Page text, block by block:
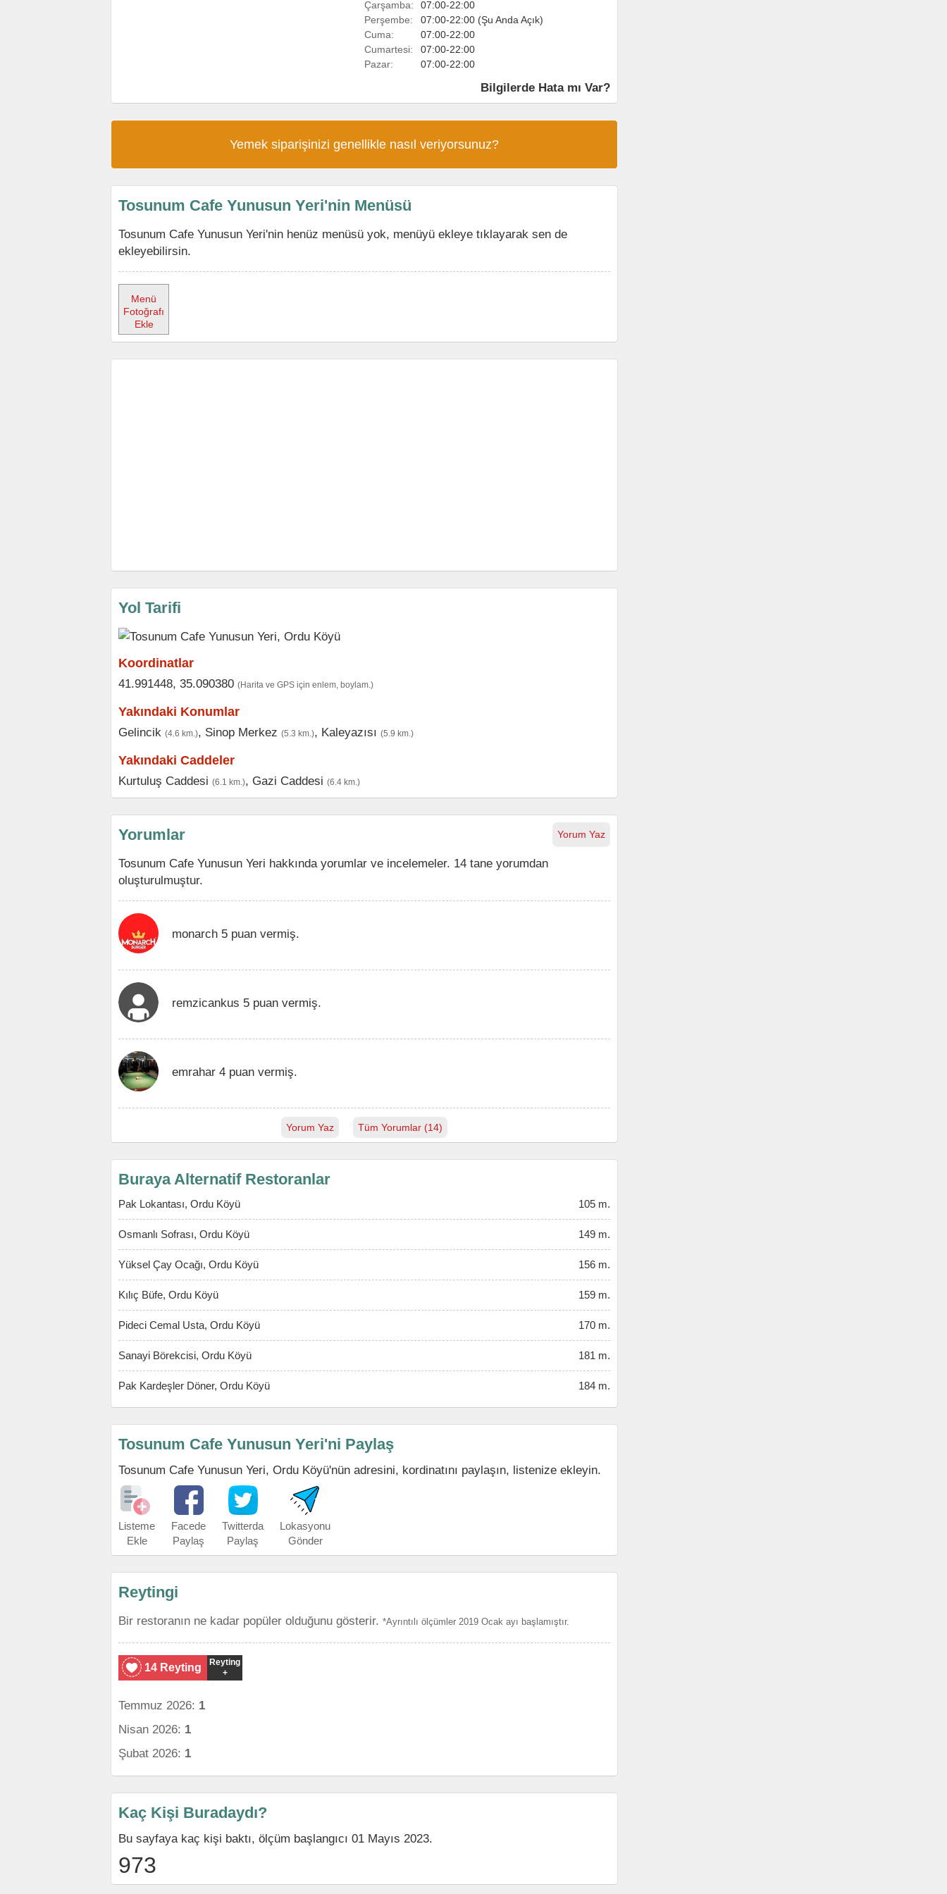
Çarşamba:
07:00-22:00
Perşembe:
07:00-22:00 (Şu Anda Açık)
Cuma:
07:00-22:00
Cumartesi:
07:00-22:00
Pazar:
07:00-22:00
Bilgilerde Hata mı Var?
Yemek siparişinizi genellikle nasıl veriyorsunuz?
Tosunum Cafe Yunusun Yeri'nin Menüsü
Tosunum Cafe Yunusun Yeri'nin henüz menüsü yok, menüyü ekleye tıklayarak sen de
ekleyebilirsin.
Menü
Fotoğrafı
Ekle
Yol Tarifi
Koordinatlar
41.991448, 35.090380 (Harita ve GPS için enlem, boylam.)
Yakındaki Konumlar
Gelincik (4.6 km.), Sinop Merkez (5.3 km.), Kaleyazısı (5.9 km.)
Yakındaki Caddeler
Kurtuluş Caddesi (6.1 km.), Gazi Caddesi (6.4 km.)
Yorum Yaz
Yorumlar
Tosunum Cafe Yunusun Yeri hakkında yorumlar ve incelemeler. 14 tane yorumdan
oluşturulmuştur.
monarch 5 puan vermiş.
remzicankus 5 puan vermiş.
emrahar 4 puan vermiş.
Yorum Yaz Tüm Yorumlar (14)
Buraya Alternatif Restoranlar
Pak Lokantası, Ordu Köyü 105 m.
Osmanlı Sofrası, Ordu Köyü 149 m.
Yüksel Çay Ocağı, Ordu Köyü 156 m.
Kılıç Büfe, Ordu Köyü 159 m.
Pideci Cemal Usta, Ordu Köyü 170 m.
Sanayi Börekcisi, Ordu Köyü 181 m.
Pak Kardeşler Döner, Ordu Köyü 184 m.
Tosunum Cafe Yunusun Yeri'ni Paylaş
Tosunum Cafe Yunusun Yeri, Ordu Köyü'nün adresini, kordinatını paylaşın, listenize ekleyin.
Listeme
Ekle
Facede
Paylaş
Twitterda
Paylaş
Lokasyonu
Gönder
Reytingi
Bir restoranın ne kadar popüler olduğunu gösterir. *Ayrıntılı ölçümler 2019 Ocak ayı başlamıştır.
14 Reyting
Reyting
+
Temmuz 2026: 1
Nisan 2026: 1
Şubat 2026: 1
Kaç Kişi Buradaydı?
Bu sayfaya kaç kişi baktı, ölçüm başlangıcı 01 Mayıs 2023.
973